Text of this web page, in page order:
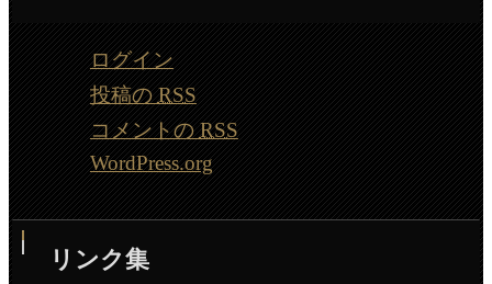
ログイン
投稿のRSS
コメントのRSS
WordPress.org
リンク集